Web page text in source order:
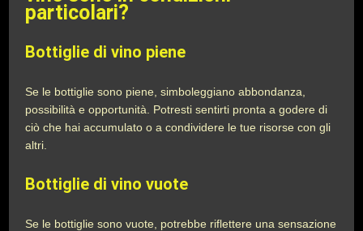
particolari?
Bottiglie di vino piene
Se le bottiglie sono piene, simboleggiano abbondanza,
possibilità e opportunità. Potresti sentirti pronta a godere di
ciò che hai accumulato o a condividere le tue risorse con gli
altri.
Bottiglie di vino vuote
Se le bottiglie sono vuote, potrebbe riflettere una sensazione